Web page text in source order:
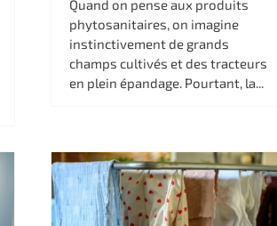
Quand on pense aux produits
phytosanitaires, on imagine
instinctivement de grands
champs cultivés et des tracteurs
en plein épandage. Pourtant, la...